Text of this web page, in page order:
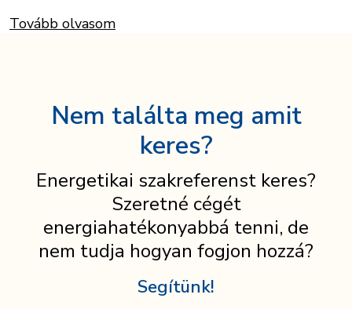
Tovább olvasom
Nem találta meg amit
keres?
Energetikai szakreferenst keres?
Szeretné cégét
energiahatékonyabbá tenni, de
nem tudja hogyan fogjon hozzá?
Segítünk!